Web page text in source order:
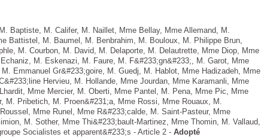
Baptiste, M. Califer, M. Naillet, Mme Bellay, Mme Allemand, M.
Battistel, M. Baumel, M. Benbrahim, M. Bouloux, M. Philippe Brun,
M. Courbon, M. David, M. Delaporte, M. Delautrette, Mme Diop, Mme
M. Eskenazi, M. Faure, M. F&#233;gn&#233;, M. Garot, Mme
Emmanuel Gr&#233;goire, M. Guedj, M. Hablot, Mme Hadizadeh, Mme
Hervieu, M. Hollande, Mme Jourdan, Mme Karamanli, Mme
Mme Mercier, M. Oberti, Mme Pantel, M. Pena, Mme Pic, Mme
M. Pribetich, M. Proen&#231;a, Mme Rossi, Mme Rouaux, M.
Mme Runel, Mme R&#233;calde, M. Saint-Pasteur, Mme
M. Sother, Mme Thi&#233;bault-Martinez, Mme Thomin, M. Vallaud,
Socialistes et apparent&#233;s - Article 2 - Adopté